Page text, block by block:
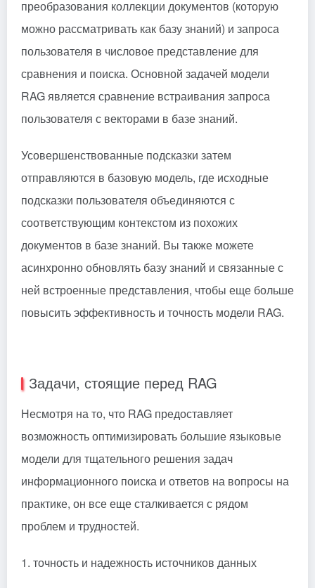
преобразования коллекции документов (которую
можно рассматривать как базу знаний) и запроса
пользователя в числовое представление для
сравнения и поиска. Основной задачей модели
RAG является сравнение встраивания запроса
пользователя с векторами в базе знаний.
Усовершенствованные подсказки затем
отправляются в базовую модель, где исходные
подсказки пользователя объединяются с
соответствующим контекстом из похожих
документов в базе знаний. Вы также можете
асинхронно обновлять базу знаний и связанные с
ней встроенные представления, чтобы еще больше
повысить эффективность и точность модели RAG.
Задачи, стоящие перед RAG
Несмотря на то, что RAG предоставляет
возможность оптимизировать большие языковые
модели для тщательного решения задач
информационного поиска и ответов на вопросы на
практике, он все еще сталкивается с рядом
проблем и трудностей.
1. точность и надежность источников данных